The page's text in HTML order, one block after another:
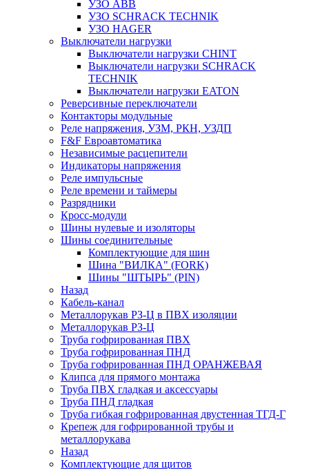
УЗО ABB
УЗО SCHRACK TECHNIK
УЗО HAGER
Выключатели нагрузки
Выключатели нагрузки CHINT
Выключатели нагрузки SCHRACK
TECHNIK
Выключатели нагрузки EATON
Реверсивные переключатели
Контакторы модульные
Реле напряжения, УЗМ, РКН, УЗДП
F&F Евроавтоматика
Независимые расцепители
Индикаторы напряжения
Реле импульсные
Реле времени и таймеры
Разрядники
Кросс-модули
Шины нулевые и изоляторы
Шины соединительные
Комплектующие для шин
Шина "ВИЛКА" (FORK)
Шины "ШТЫРЬ" (PIN)
Назад
Кабель-канал
Металлорукав РЗ-Ц в ПВХ изоляции
Металлорукав РЗ-Ц
Труба гофрированная ПВХ
Труба гофрированная ПНД
Труба гофрированная ПНД ОРАНЖЕВАЯ
Клипса для прямого монтажа
Труба ПВХ гладкая и аксессуары
Труба ПНД гладкая
Труба гибкая гофрированная двустенная ТГД-Г
Крепеж для гофрированной трубы и
металлорукава
Назад
Комплектующие для щитов